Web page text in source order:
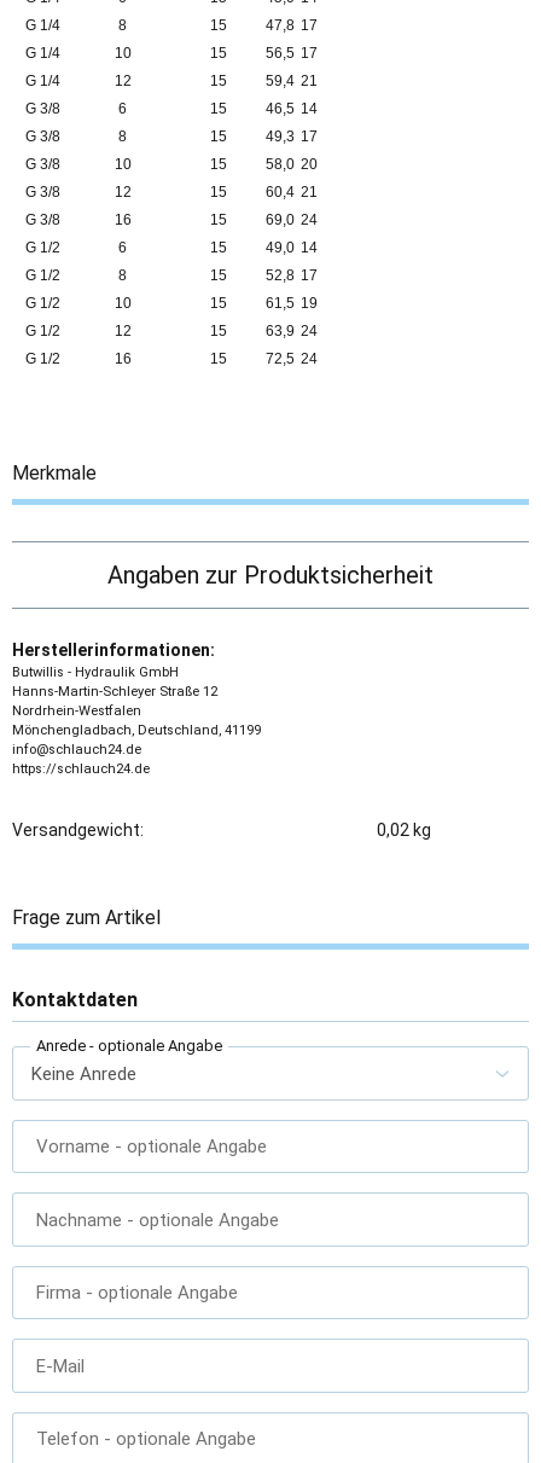
G 1/4
8 15 47,8 17
G 1/4
10 15 56,5 17
G 1/4
12 15 59,4 21
G 3/8
6 15 46,5 14
G 3/8
8 15 49,3 17
G 3/8
10 15 58,0 20
G 3/8
12 15 60,4 21
G 3/8
16 15 69,0 24
G 1/2
6 15 49,0 14
G 1/2
8 15 52,8 17
G 1/2
10 15 61,5 19
G 1/2
12 15 63,9 24
G 1/2
16 15 72,5 24
Merkmale
Angaben zur Produktsicherheit
Herstellerinformationen:
Butwillis - Hydraulik GmbH
Hanns-Martin-Schleyer Straße 12
Nordrhein-Westfalen
Mönchengladbach, Deutschland, 41199
info@schlauch24.de
https://schlauch24.de
Versandgewicht: 0,02 kg
Frage zum Artikel
Kontaktdaten
Anrede - optionale Angabe
Vorname - optionale Angabe
Nachname - optionale Angabe
Firma - optionale Angabe
E-Mail
Telefon - optionale Angabe